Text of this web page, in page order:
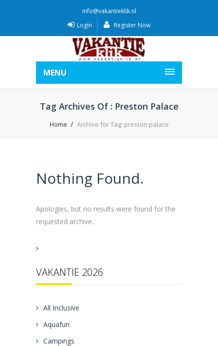
info@vakantieklik.nl
Login
Register Now
MENU
Tag Archives Of : Preston Palace
Home Archive for Tag: preston palace
Nothing Found.
Apologies, but no results were found for the
requested archive.
VAKANTIE 2026
All Inclusive
Aquafun
Campings